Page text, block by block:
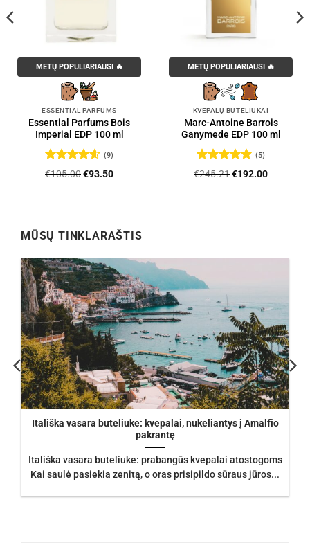
METŲ POPULIARIAUSI 🔥
ESSENTIAL PARFUMS
Essential Parfums Bois
Imperial EDP 100 ml
Įvertinimas:
(9)
€105.00Original
€93.50Current
METŲ POPULIARIAUSI 🔥
KVEPALŲ BUTELIUKAI
Marc-Antoine Barrois
Ganymede EDP 100 ml
Įvertinimas:
(5)
€245.21Original
€192.00Current
MŪSŲ TINKLARAŠTIS
Itališka vasara buteliuke: kvepalai, nukeliantys į Amalfio
pakrantę
Itališka vasara buteliuke: prabangūs kvepalai atostogoms
Kai saulė pasiekia zenitą, o oras prisipildo sūraus jūros...